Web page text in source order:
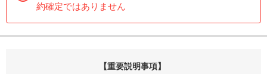
約確定ではありません
【重要説明事項】